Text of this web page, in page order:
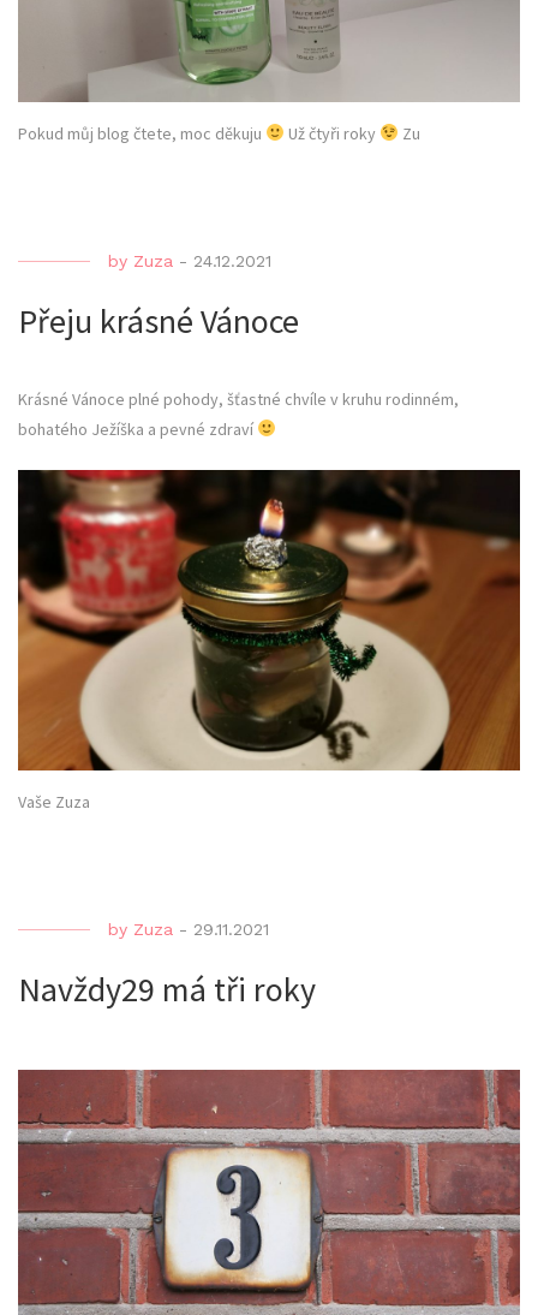
Pokud můj blog čtete, moc děkuju Už čtyři roky Zu
by Zuza - 24.12.2021
Přeju krásné Vánoce
Krásné Vánoce plné pohody, šťastné chvíle v kruhu rodinném,
bohatého Ježíška a pevné zdraví
Vaše Zuza
by Zuza - 29.11.2021
Navždy29 má tři roky